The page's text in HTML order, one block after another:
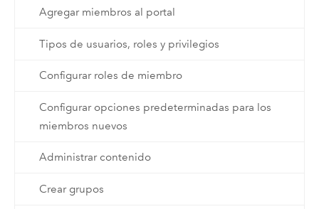
Agregar miembros al portal
Tipos de usuarios, roles y privilegios
Configurar roles de miembro
Configurar opciones predeterminadas para los
miembros nuevos
Administrar contenido
Crear grupos